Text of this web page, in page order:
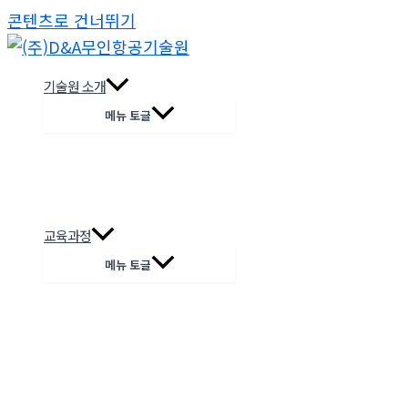
콘텐츠로 건너뛰기
기술원 소개
메뉴 토글
교육과정
메뉴 토글